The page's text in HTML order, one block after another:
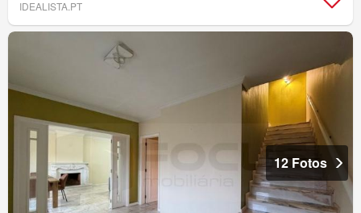
IDEALISTA.PT
12 Fotos